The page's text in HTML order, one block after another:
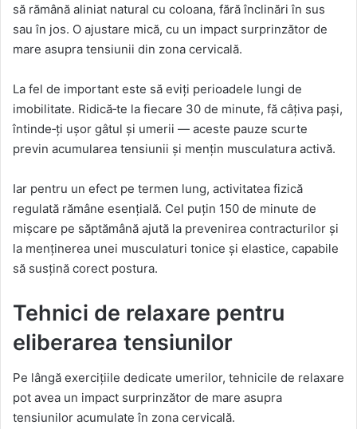
să rămână aliniat natural cu coloana, fără înclinări în sus
sau în jos. O ajustare mică, cu un impact surprinzător de
mare asupra tensiunii din zona cervicală.
La fel de important este să eviți perioadele lungi de
imobilitate. Ridică‑te la fiecare 30 de minute, fă câțiva pași,
întinde‑ți ușor gâtul și umerii — aceste pauze scurte
previn acumularea tensiunii și mențin musculatura activă.
Iar pentru un efect pe termen lung, activitatea fizică
regulată rămâne esențială. Cel puțin 150 de minute de
mișcare pe săptămână ajută la prevenirea contracturilor și
la menținerea unei musculaturi tonice și elastice, capabile
să susțină corect postura.
Tehnici de relaxare pentru
eliberarea tensiunilor
Pe lângă exercițiile dedicate umerilor, tehnicile de relaxare
pot avea un impact surprinzător de mare asupra
tensiunilor acumulate în zona cervicală.